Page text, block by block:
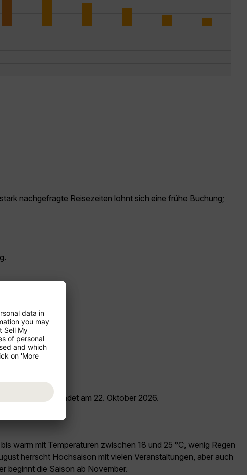
nachgefragte Reisezeiten lohnt sich eine frühe Buchung;
5. Mai und endet am 22. Oktober 2026.
warm mit Temperaturen zwischen 18 und 25 °C, wenig Regen
herrscht Hochsaison mit vielen Veranstaltungen, aber auch
beginnt die Saison ab November.